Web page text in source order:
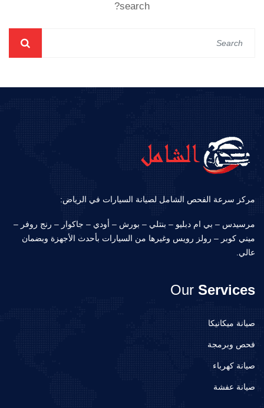
search?
مركز سرعة الفحص الشامل لصيانة السيارات في الرياض:
مرسيدس – بي ام دبليو – بنتلي – بورش – أودي – جاكوار – رنج روفر –
ميني كوبر – رولز رويس وغيرها من السيارات بأحدث الأجهزة وبضمان
عالي.
Our Services
صيانة ميكانيكا
فحص وبرمجة
صيانة كهرباء
صيانة عفشة